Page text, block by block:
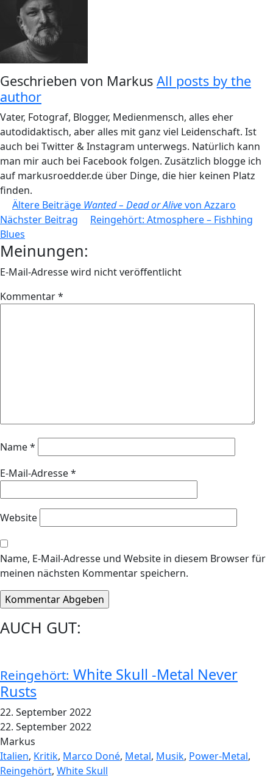
Geschrieben von Markus All posts by the
author
Vater, Fotograf, Blogger, Medienmensch, alles eher
autodidaktisch, aber alles mit ganz viel Leidenschaft. Ist
auch bei Twitter & Instagram unterwegs. Natürlich kann
man mir auch bei Facebook folgen. Zusätzlich blogge ich
auf markusroedder.de über Dinge, die hier keinen Platz
finden.
Beitragsnavigation
Ältere Beiträge Wanted – Dead or Alivevon Azzaro
Nächster Beitrag
Reingehört: Atmosphere – Fishhing
Blues
Meinungen:
E-Mail-Adresse wird nicht veröffentlicht
Kommentar*
Name*
E-Mail-Adresse*
Website
Name, E-Mail-Adresse und Website in diesem Browser für
meinen nächsten Kommentar speichern.
AUCH GUT:
Reingehört: White Skull -Metal Never
Rusts
22. September 2022
22. September 2022
Markus
Italien, Kritik, Marco Doné, Metal, Musik, Power-Metal,
Reingehört, White Skull